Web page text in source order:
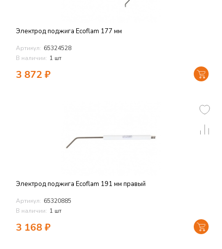
Электрод поджига Ecoflam 177 мм
Артикул: 65324528
В наличии: 1 шт
3 872₽
Электрод поджига Ecoflam 191 мм правый
Артикул: 65320885
В наличии: 1 шт
3 168₽